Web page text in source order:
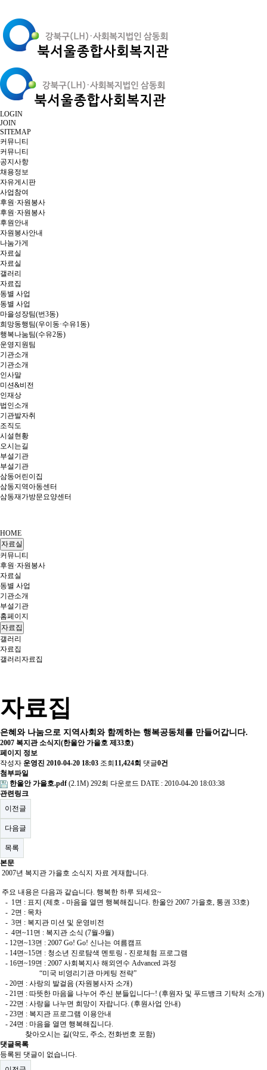
LOGIN
JOIN
SITEMAP
커뮤니티
커뮤니티
공지사항
채용정보
자유게시판
사업참여
후원·자원봉사
후원·자원봉사
후원안내
자원봉사안내
나눔가게
자료실
자료실
갤러리
자료집
동별 사업
동별 사업
마을성장팀(번3동)
희망동행팀(우이동·수유1동)
행복나눔팀(수유2동)
운영지원팀
기관소개
기관소개
인사말
미션&비전
인재상
법인소개
기관발자취
조직도
시설현황
오시는길
부설기관
부설기관
삼동어린이집
삼동지역아동센터
삼동재가방문요양센터
HOME
자료실
커뮤니티
후원·자원봉사
자료실
동별 사업
기관소개
부설기관
홈페이지
자료집
갤러리
자료집
갤러리 자료집
자료집
은혜와 나눔으로 지역사회와 함께하는 행복공동체를 만들어갑니다.
2007 복지관 소식지(한울안 가을호 제33호)
페이지 정보
작성자 운영진 2010-04-20 18:03 조회 11,424회 댓글0건
첨부파일
한울안 가을호.pdf(2.1M) 292회 다운로드 DATE : 2010-04-20 18:03:38
관련링크
이전글
다음글
목록
본문
2007년 복지관 가을호 소식지 자료 게재합니다.
주요 내용은 다음과 같습니다. 행복한 하루 되세요~
- 1면 : 표지 (제호 - 마음을 열면 행복해집니다. 한울안 2007 가을호, 통권 33호)
- 2면 : 목차
- 3면 : 복지관 미션 및 운영비전
- 4면~11면 : 복지관 소식 (7월-9월)
- 12면~13면 : 2007 Go! Go! 신나는 여름캠프
- 14면~15면 : 청소년 진로탐색 멘토링 - 진로체험 프로그램
- 16면~19면 : 2007 사회복지사 해외연수 Advanced 과정
“미국 비영리기관 마케팅 전략”
- 20면 : 사랑의 발걸음 (자원봉사자 소개)
- 21면 : 따뜻한 마음을 나누어 주신 분들입니다~! (후원자 및 푸드뱅크 기탁처 소개)
- 22면 : 사랑을 나누면 희망이 자랍니다. (후원사업 안내)
- 23면 : 복지관 프로그램 이용안내
- 24면 : 마음을 열면 행복해집니다.
찾아오시는 길(약도, 주소, 전화번호 포함)
댓글목록
등록된 댓글이 없습니다.